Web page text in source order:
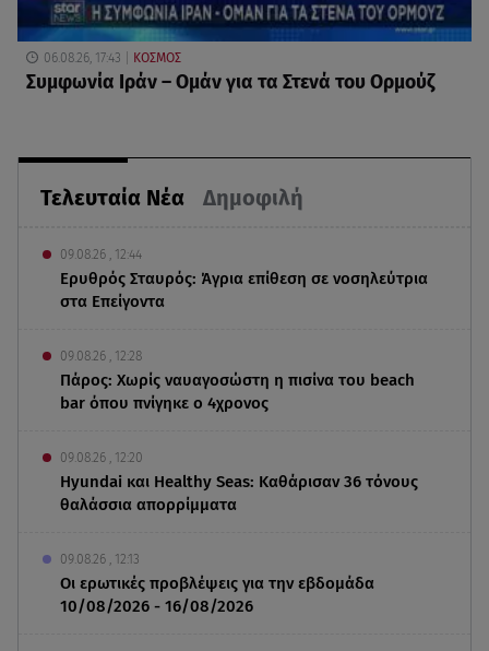
Τελευταία Νέα Δημοφιλή
09.08.26 , 12:44
Ερυθρός Σταυρός: Άγρια επίθεση σε νοσηλεύτρια
στα Επείγοντα
09.08.26 , 12:28
Πάρος: Χωρίς ναυαγοσώστη η πισίνα του beach
bar όπου πνίγηκε ο 4χρονος
09.08.26 , 12:20
Hyundai και Healthy Seas: Καθάρισαν 36 τόνους
θαλάσσια απορρίμματα
09.08.26 , 12:13
Οι ερωτικές προβλέψεις για την εβδομάδα
10/08/2026 - 16/08/2026
06.08.26, 17:43 ΚΟΣΜΟΣ
Συμφωνία Ιράν – Ομάν για τα Στενά του Ορμούζ